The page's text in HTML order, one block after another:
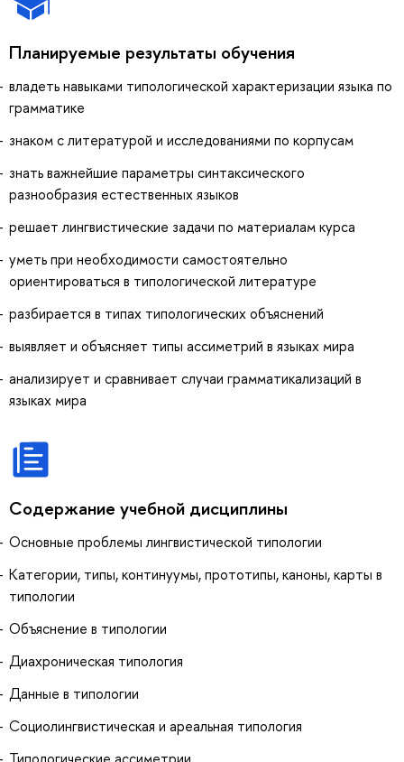
Планируемые результаты обучения
владеть навыками типологической характеризации языка по
грамматике
знаком с литературой и исследованиями по корпусам
знать важнейшие параметры синтаксического
разнообразия естественных языков
решает лингвистические задачи по материалам курса
уметь при необходимости самостоятельно
ориентироваться в типологической литературе
разбирается в типах типологических объяснений
выявляет и объясняет типы ассиметрий в языках мира
анализирует и сравнивает случаи грамматикализаций в
языках мира
Содержание учебной дисциплины
Основные проблемы лингвистической типологии
Категории, типы, континуумы, прототипы, каноны, карты в
типологии
Объяснение в типологии
Диахроническая типология
Данные в типологии
Социолингвистическая и ареальная типология